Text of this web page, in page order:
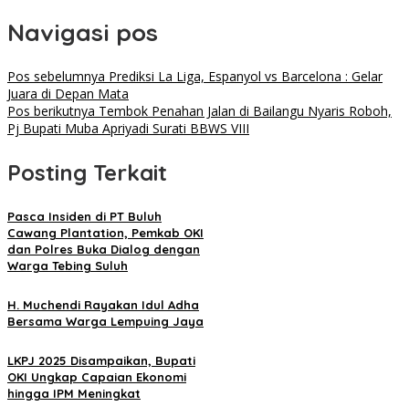
Navigasi pos
Pos sebelumnya Prediksi La Liga, Espanyol vs Barcelona : Gelar
Juara di Depan Mata
Pos berikutnya Tembok Penahan Jalan di Bailangu Nyaris Roboh,
Pj Bupati Muba Apriyadi Surati BBWS VIII
Posting Terkait
Pasca Insiden di PT Buluh
Cawang Plantation, Pemkab OKI
dan Polres Buka Dialog dengan
Warga Tebing Suluh
H. Muchendi Rayakan Idul Adha
Bersama Warga Lempuing Jaya
LKPJ 2025 Disampaikan, Bupati
OKI Ungkap Capaian Ekonomi
hingga IPM Meningkat